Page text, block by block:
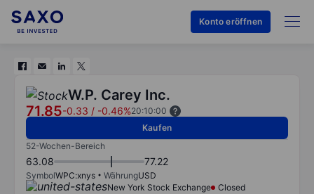
Konto eröffnen
W.P. Carey Inc.
71.85-0.33 / -0.46%20:10:00
Kaufen
52-Wochen-Bereich
63.08 77.22
SymbolWPC:xnys WährungUSD
New York Stock Exchange
Closed